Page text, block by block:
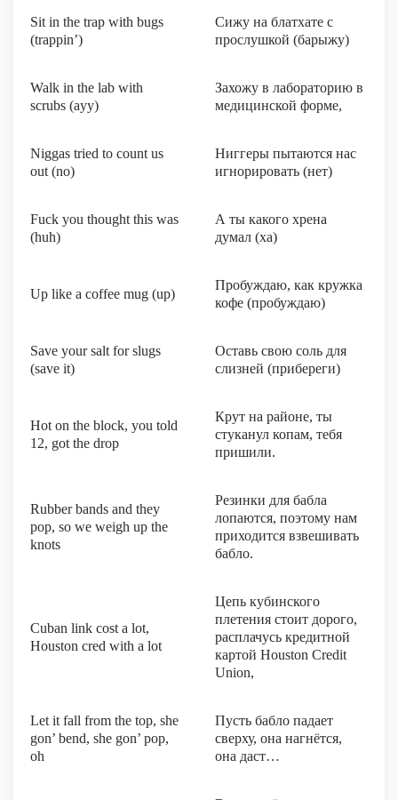
Sit in the trap with bugs
(trappin’)
Сижу на блатхате с
прослушкой (барыжу)
Walk in the lab with
scrubs (ayy)
Захожу в лабораторию в
медицинской форме,
Niggas tried to count us
out (no)
Ниггеры пытаются нас
игнорировать (нет)
Fuck you thought this was
(huh)
А ты какого хрена
думал (ха)
Up like a coffee mug (up)
Пробуждаю, как кружка
кофе (пробуждаю)
Save your salt for slugs
(save it)
Оставь свою соль для
слизней (прибереги)
Hot on the block, you told
12, got the drop
Крут на районе, ты
стуканул копам, тебя
пришили.
Rubber bands and they
pop, so we weigh up the
knots
Резинки для бабла
лопаются, поэтому нам
приходится взвешивать
бабло.
Cuban link cost a lot,
Houston cred with a lot
Цепь кубинского
плетения стоит дорого,
расплачусь кредитной
картой Houston Credit
Union,
Let it fall from the top, she
gon’ bend, she gon’ pop,
oh
Пусть бабло падает
сверху, она нагнётся,
она даст…